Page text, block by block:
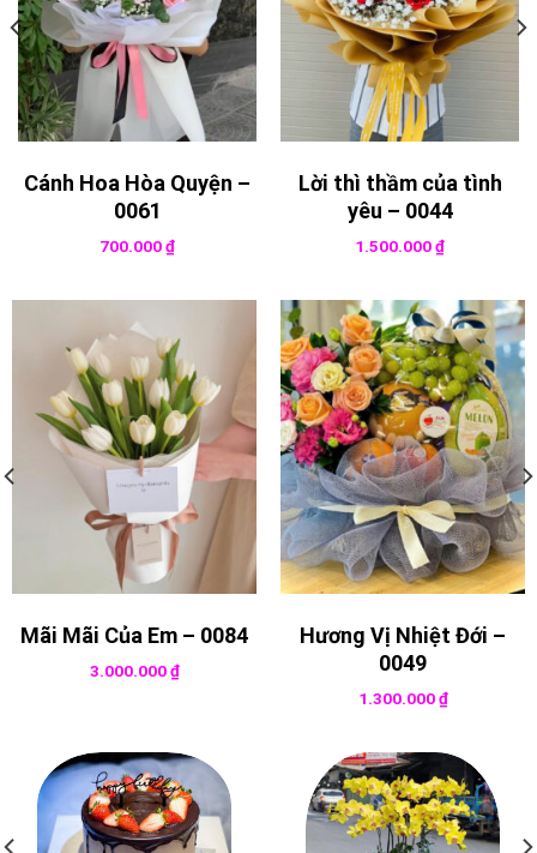
Cánh Hoa Hòa Quyện –
0061
700.000₫
Lời thì thầm của tình
yêu – 0044
1.500.000₫
Mãi Mãi Của Em – 0084
3.000.000₫
Hương Vị Nhiệt Đới –
0049
1.300.000₫